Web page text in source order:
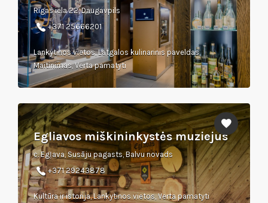
Rīgas iela 22, Daugavpils
+371 25666201
Lankytinos vietos, Latgalos kulinarinis paveldas,
Maitinimas, Verta pamatyti
Egliavos miškininkystės muziejus
c. Egļava, Susāju pagasts, Balvu novads
+371 29243878
Kultūra ir istorija, Lankytinos vietos, Verta pamatyti